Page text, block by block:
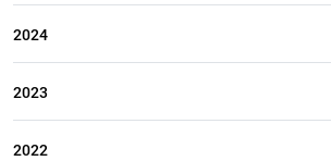
2024
2023
2022